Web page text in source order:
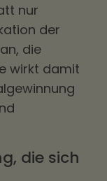
nur
der
die
wirkt damit
die sich